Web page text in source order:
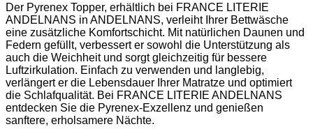
Der Pyrenex Topper, erhältlich bei FRANCE LITERIE
ANDELNANS in ANDELNANS, verleiht Ihrer Bettwäsche
eine zusätzliche Komfortschicht. Mit natürlichen Daunen und
Federn gefüllt, verbessert er sowohl die Unterstützung als
auch die Weichheit und sorgt gleichzeitig für bessere
Luftzirkulation. Einfach zu verwenden und langlebig,
verlängert er die Lebensdauer Ihrer Matratze und optimiert
die Schlafqualität. Bei FRANCE LITERIE ANDELNANS
entdecken Sie die Pyrenex-Exzellenz und genießen
sanftere, erholsamere Nächte.